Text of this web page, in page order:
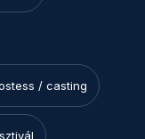
/ casting